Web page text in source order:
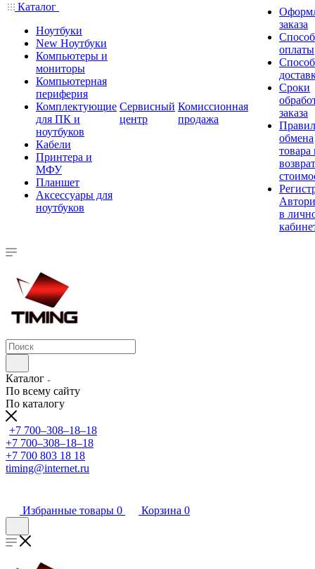
Каталог
Ноутбуки
New Ноутбуки
Компьютеры и
мониторы
Компьютерная
периферия
Комплектующие
для ПК и
ноутбуков
Кабели
Принтера и
МФУ
Планшет
Аксессуары для
ноутбуков
Сервисный
центр
Комиссионная
продажа
заказа
оплаты
Сроки
заказа
обмена
товара
в
Каталог
По всему сайту
По каталогу
+7 700‒308‒18‒18
+7 700‒308‒18‒18
+7 700 803 18 18
timing@internet.ru
Избранные товары 0 Корзина 0